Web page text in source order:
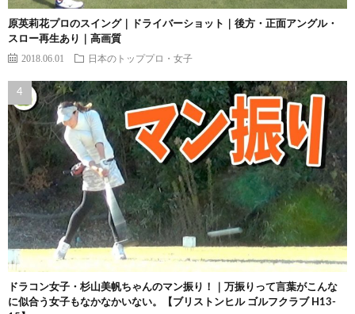
原英莉花プロのスイング｜ドライバーショット｜後方・正面アングル・
スロー再生あり｜高画質
2018.06.01 日本のトッププロ・女子
ドラコン女子・杉山美帆ちゃんのマン振り！｜万振りって言葉がこんな
に似合う女子もなかなかいない。【ブリストンヒル ゴルフクラブ H13-